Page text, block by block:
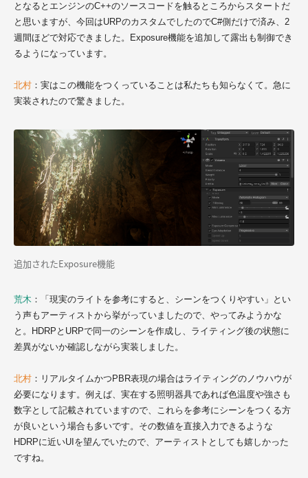
となるとエンジンのC++のソースコードを触るところからスタートだ
と思いますが、今回はURPのカスタムでしたのでC#側だけで済み、2
週間ほどで対応できました。Exposure機能を追加して露出も制御でき
るようになっています。
北村 ：実はこの機能をつくっていることは私たちも知らなくて。急に
実装されたので驚きました。
追加されたExposure機能
荒木 ：「現実のライトを参考にすると、シーンをつくりやすい」とい
う声もアーティストから挙がっていましたので、やってみようかな
と。HDRPとURPで同一のシーンを作成し、ライティング後の状態に
差異がないか確認しながら実装しました。
北村 ：リアルタイムかつPBR表現の場合はライティングのノウハウが
必要になります。例えば、実在する照明器具であれば色温度や強さも
数字として記載されていますので、これらを参考にシーンをつくる方
が良いという場合も多いです。その数値を直接入力できるような
HDRPに近いUIを望んでいたので、アーティストとしても嬉しかった
ですね。